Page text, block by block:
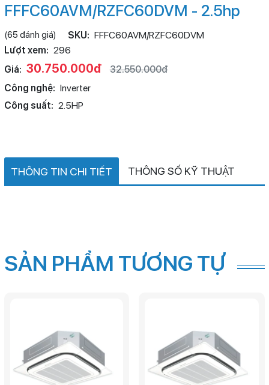
FFFC60AVM/RZFC60DVM - 2.5hp
(65 đánh giá) SKU: FFFC60AVM/RZFC60DVM
Lượt xem: 296
Giá: 30.750.000đ
32.550.000đ
Công nghệ: Inverter
Công suất: 2.5HP
THÔNG TIN CHI TIẾT THÔNG SỐ KỸ THUẬT
SẢN PHẨM TƯƠNG TỰ